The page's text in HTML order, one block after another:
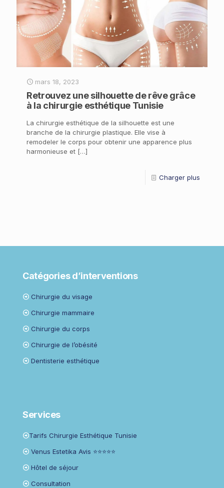
mars 18, 2023
Retrouvez une silhouette de rêve grâce
à la chirurgie esthétique Tunisie
La chirurgie esthétique de la silhouette est une
branche de la chirurgie plastique. Elle vise à
remodeler le corps pour obtenir une apparence plus
harmonieuse et […]
Charger plus
Catégories d’interventions
Chirurgie du visage
Chirurgie mammaire
Chirurgie du corps
Chirurgie de l’obésité
Dentisterie esthétique
Services
Tarifs Chirurgie Esthétique Tunisie
Venus Estetika Avis ⭐⭐⭐⭐⭐
Hôtel de séjour
Consultation